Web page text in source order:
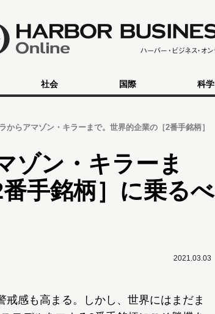
社会 国際 科学
からアマゾン・キラーまで。世界的企業の［2番手銘柄］
ゾン・キラーま
手銘柄］に乗るべ
2021.03.03
感も高まる。しかし、世界にはまだま